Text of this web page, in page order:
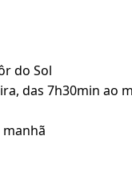
do Sol
das 7h30min ao